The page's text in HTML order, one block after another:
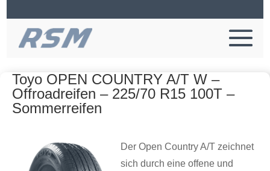
Toyo OPEN COUNTRY A/T W –
Offroadreifen – 225/70 R15 100T –
Sommerreifen
Der Open Country A/T zeichnet
sich durch eine offene und